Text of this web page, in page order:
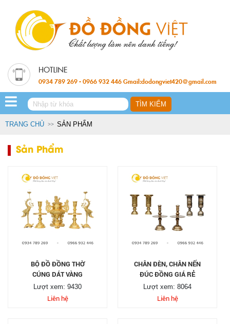
0934 789 269 - 0966 932 446 Gmail:dodongviet420@gmail.com
TRANG CHỦ SẢN PHẨM
Sản Phẩm
BỘ ĐỒ ĐỒNG THỜ
CÚNG DÁT VÀNG
Lượt xem: 9430
Liên hệ
CHÂN ĐÈN, CHÂN NẾN
ĐÚC ĐỒNG GIÁ RẺ
Lượt xem: 8064
Liên hệ